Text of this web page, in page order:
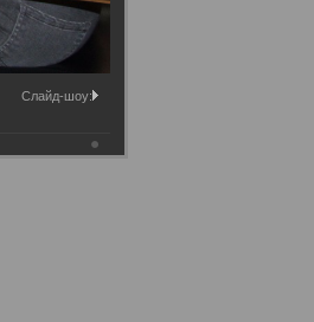
Слайд-шоу: